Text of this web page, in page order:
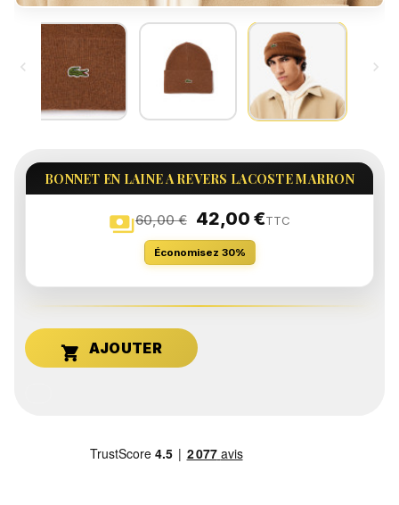
 
BONNET EN LAINE A REVERS LACOSTE MARRON
payments60,00 € 42,00 €TTC
Économisez 30%
